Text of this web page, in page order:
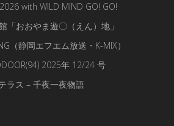
with WILD MIND GO! GO!
「おおやま遊〇（えん）地」
（静岡エフエム放送・K-MIX）
2025年 12/24 号
ラス – 千夜一夜物語